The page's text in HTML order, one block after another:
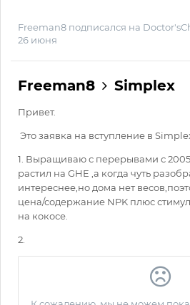
Freeman8 подписался на
26 июня
Freeman8 Simplex
Привет.
Это заявка на вступление в
1. Выращиваю с перерывами с
растил на GHE ,а когда чуть
интереснее,но дома нет
цена/содержание NPK плюс
на кокосе.
2.